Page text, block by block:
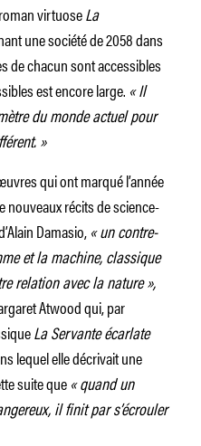
virtuoseLa
une société de 2058 dans
de chacun sont accessibles
est encore large. «Il
du monde actuel pour
»
qui ont marqué l’année
nouveaux récits de science-
Damasio,«un contre-
et la machine, classique
relation avec la nature»,
Atwood qui, par
La Servante écarlate
lequel elle décrivait une
suite que«quand un
il finit par s’écrouler